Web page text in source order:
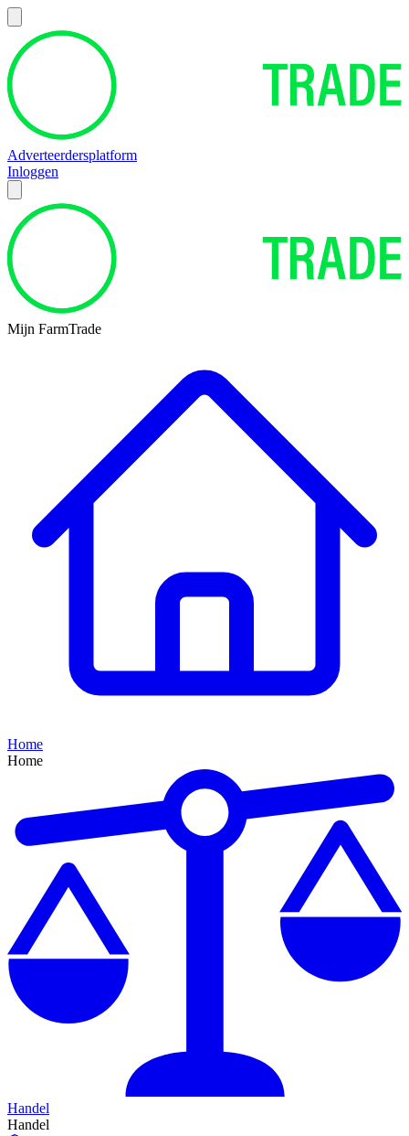
Adverteerdersplatform
Inloggen
Mijn FarmTrade
Home
Home
Handel
Handel